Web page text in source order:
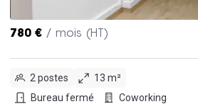
780 € / mois (HT)
2 postes
13 m²
Bureau fermé
Coworking